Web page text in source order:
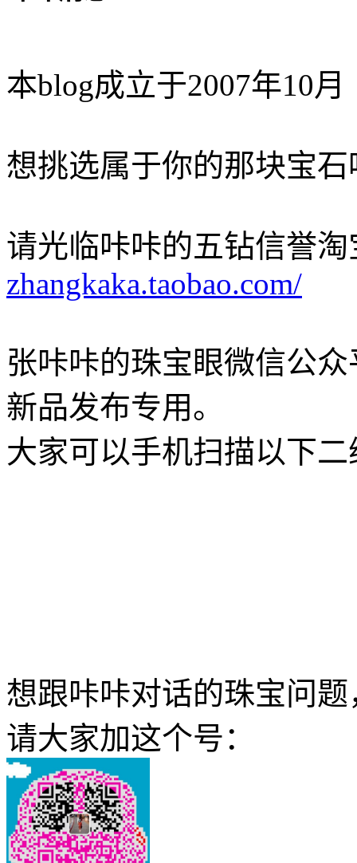
本blog成立于2007年10月
想挑选属于你的那块宝石
请光临咔咔的五钻信誉淘
zhangkaka.taobao.com/
张咔咔的珠宝眼微信公
新品发布专用。
大家可以手机扫描以下
想跟咔咔对话的珠宝问题
请大家加这个号：